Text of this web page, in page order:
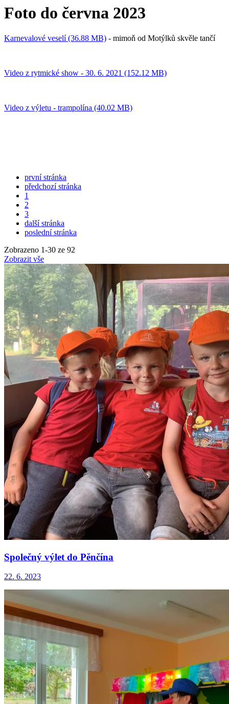
Foto do června 2023
Karnevalové veselí (36.88 MB) - mimoň od Motýlků skvěle tančí
Video z rytmické show - 30. 6. 2021 (152.12 MB)
Video z výletu - trampolína (40.02 MB)
první stránka
předchozí stránka
1
2
3
další stránka
poslední stránka
Zobrazeno 1-30 ze 92
Zobrazit vše
Společný výlet do Pěnčína
22. 6. 2023